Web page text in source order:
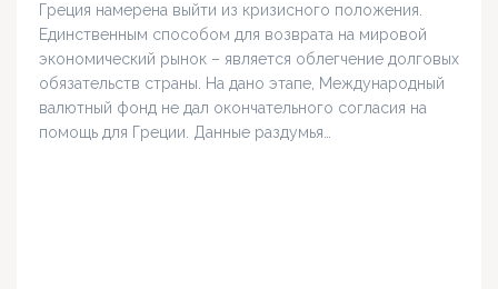
Греция намерена выйти из кризисного положения.
Единственным способом для возврата на мировой
экономический рынок – является облегчение долговых
обязательств страны. На дано этапе, Международный
валютный фонд не дал окончательного согласия на
помощь для Греции. Данные раздумья…